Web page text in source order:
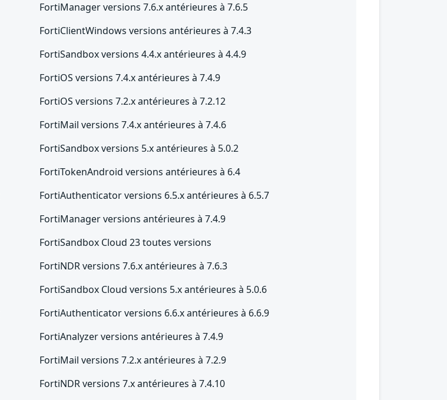
FortiManager versions 7.6.x antérieures à 7.6.5
FortiClientWindows versions antérieures à 7.4.3
FortiSandbox versions 4.4.x antérieures à 4.4.9
FortiOS versions 7.4.x antérieures à 7.4.9
FortiOS versions 7.2.x antérieures à 7.2.12
FortiMail versions 7.4.x antérieures à 7.4.6
FortiSandbox versions 5.x antérieures à 5.0.2
FortiTokenAndroid versions antérieures à 6.4
FortiAuthenticator versions 6.5.x antérieures à 6.5.7
FortiManager versions antérieures à 7.4.9
FortiSandbox Cloud 23 toutes versions
FortiNDR versions 7.6.x antérieures à 7.6.3
FortiSandbox Cloud versions 5.x antérieures à 5.0.6
FortiAuthenticator versions 6.6.x antérieures à 6.6.9
FortiAnalyzer versions antérieures à 7.4.9
FortiMail versions 7.2.x antérieures à 7.2.9
FortiNDR versions 7.x antérieures à 7.4.10